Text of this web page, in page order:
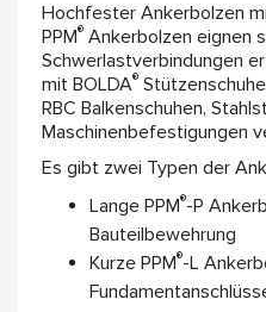
Hochfester Ankerbolzen
PPM® Ankerbolzen eignen
Schwerlastverbindungen
mit BOLDA®
RBC Balkenschuhen,
Maschinenbefestigungen
Es gibt zwei Typen der
Lange PPM®-P
Bauteilbewehrung
Kurze PPM®-L